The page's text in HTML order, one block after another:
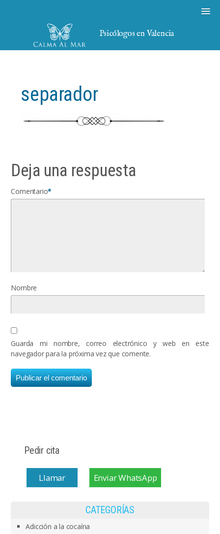
Psicólogos en Valencia
separador
Deja una respuesta
Comentario*
Nombre
Guarda mi nombre, correo electrónico y web en este
navegador para la próxima vez que comente.
Pedir cita
Llamar Enviar WhatsApp
CATEGORÍAS
Adicción a la cocaína